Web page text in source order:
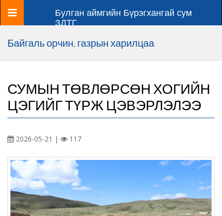
Цэс
Булган аймгийн Бүрэгхангай сум
ЗДТГ
Байгаль орчин, газрын харилцаа
СУМЫН ТӨВЛӨРСӨН ХОГИЙН
ЦЭГИЙГ ТҮРЖ ЦЭВЭРЛЭЛЭЭ
2026-05-21 | 117